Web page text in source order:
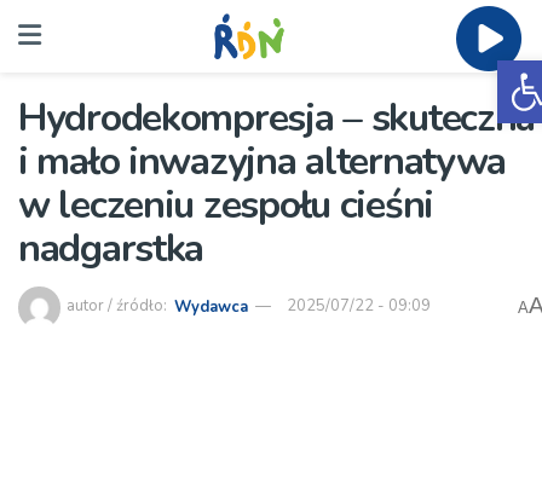
Hydrodekompresja – skuteczna
i mało inwazyjna alternatywa
w leczeniu zespołu cieśni
nadgarstka
autor / źródło: Wydawca 2025/07/22 - 09:09 A